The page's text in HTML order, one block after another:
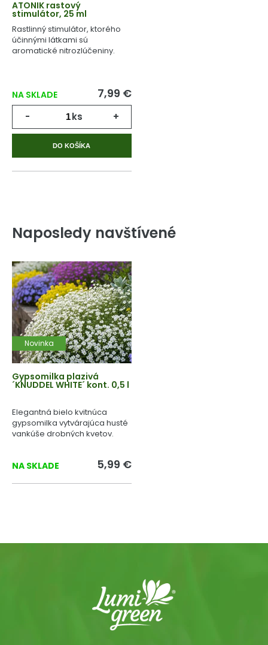
ATONIK rastový
stimulátor, 25 ml
Rastlinný stimulátor, ktorého
účinnými látkami sú
aromatické nitrozlúčeniny.
NA SKLADE 7,99 €
- ks +
DO KOŠÍKA
Naposledy navštívené
Novinka
Gypsomilka plazivá
´KNUDDEL WHITE´ kont. 0,5 l
Elegantná bielo kvitnúca
gypsomilka vytvárajúca husté
vankúše drobných kvetov.
NA SKLADE 5,99 €